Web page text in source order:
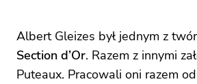
Albert Gleizes był jednym z
Section d’Or. Razem z innymi
Puteaux. Pracowali oni razem